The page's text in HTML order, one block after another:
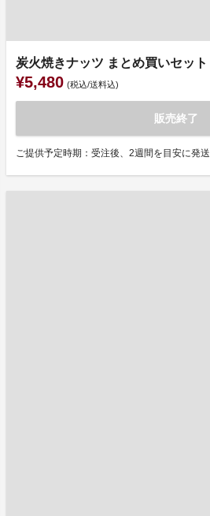
炭火焼きナッツ まとめ買いセット
¥5,480 (税込/送料込)
販売終了
ご提供予定時期：受注後、2週間を目安に発送